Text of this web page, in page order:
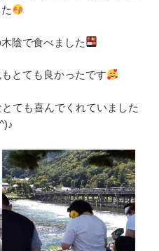
陰で食べました
とても良かったです
ても喜んでくれていました